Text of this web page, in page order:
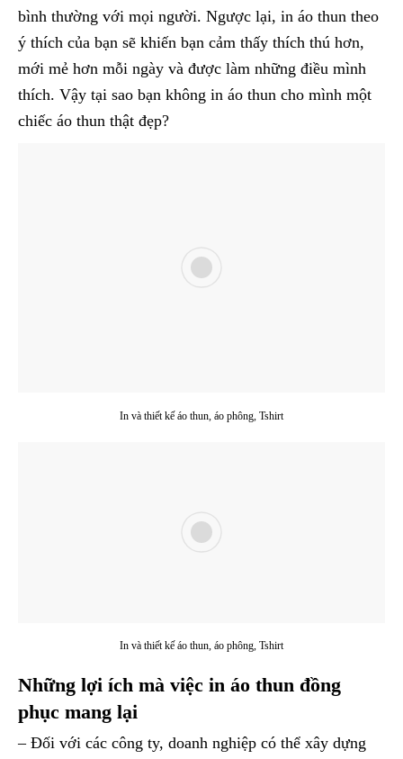
bình thường với mọi người. Ngược lại, in áo thun theo
ý thích của bạn sẽ khiến bạn cảm thấy thích thú hơn,
mới mẻ hơn mỗi ngày và được làm những điều mình
thích. Vậy tại sao bạn không in áo thun cho mình một
chiếc áo thun thật đẹp?
In và thiết kế áo thun, áo phông, Tshirt
In và thiết kế áo thun, áo phông, Tshirt
Những lợi ích mà việc in áo thun đồng
phục mang lại
– Đối với các công ty, doanh nghiệp có thể xây dựng